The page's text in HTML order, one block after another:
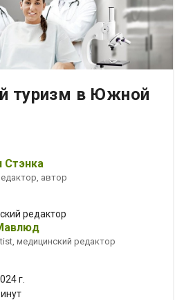
туризм в Южной
Стэнка
автор
редактор
медицинский редактор
г.